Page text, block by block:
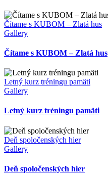
Čítame s KUBOM – Zlatá hus
Gallery
Čítame s KUBOM – Zlatá hus
Letný kurz tréningu pamäti
Gallery
Letný kurz tréningu pamäti
Deň spoločenských hier
Gallery
Deň spoločenských hier